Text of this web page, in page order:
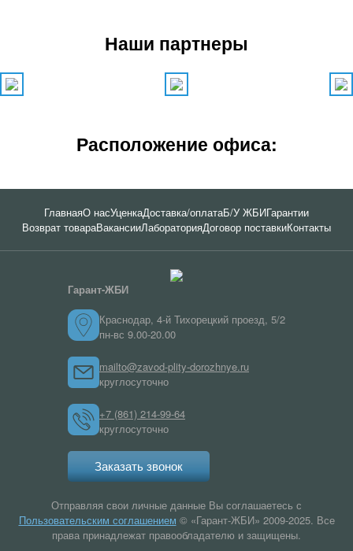
Наши партнеры
Расположение офиса:
ГлавнаяО насУценкаДоставка/оплатаБ/У ЖБИГарантии
Возврат товараВакансииЛабораторияДоговор поставкиКонтакты
Гарант-ЖБИ
Краснодар, 4-й Тихорецкий проезд, 5/2
пн-вс 9.00-20.00
mailto@zavod-plity-dorozhnye.ru
круглосуточно
+7 (861) 214-99-64
круглосуточно
Заказать звонок
Отправляя свои личные данные Вы соглашаетесь с
Пользовательским соглашением © «Гарант-ЖБИ» 2009-2025. Все
права принадлежат правообладателю и защищены.